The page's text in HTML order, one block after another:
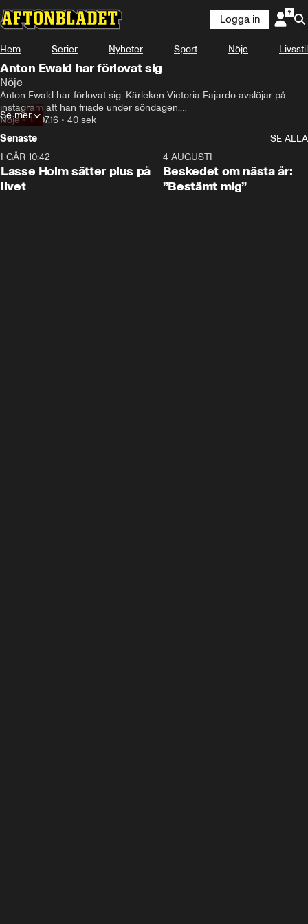
Logga in
Hem Serier Nyheter Sport Nöje Livsstil
Anton Ewald har förlovat sig
Nöje
Anton Ewald har förlovat sig. Kärleken Victoria Fajardo avslöjar på
instagram att han friade under söndagen.
"I dag sa jag ja till den mest fantastiska människan", skriver hon.
Nöje•14.07.16 • 40 sek
Se mer
Senaste
SE ALLA
I GÅR 10:42
Lasse Holm sätter plus på
livet
4 AUGUSTI
Beskedet om nästa år:
”Bestämt mig”